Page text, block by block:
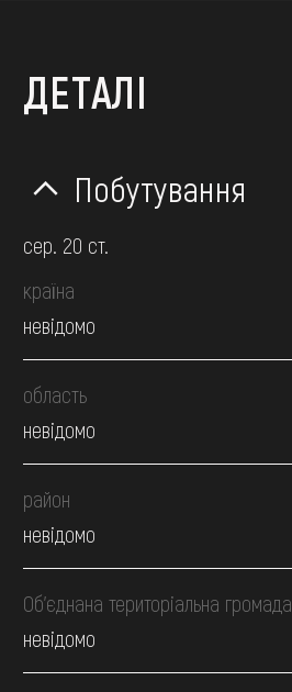
ДЕТАЛІ
Побутування
сер. 20 ст.
країна
невідомо
область
невідомо
район
невідомо
Об’єднана територіальна громада
невідомо